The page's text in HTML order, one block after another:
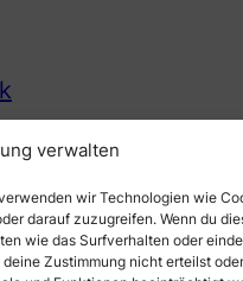
verwalten
wir Technologien wie
darauf zuzugreifen. Wenn du
wie das Surfverhalten oder
Zustimmung nicht erteilst oder